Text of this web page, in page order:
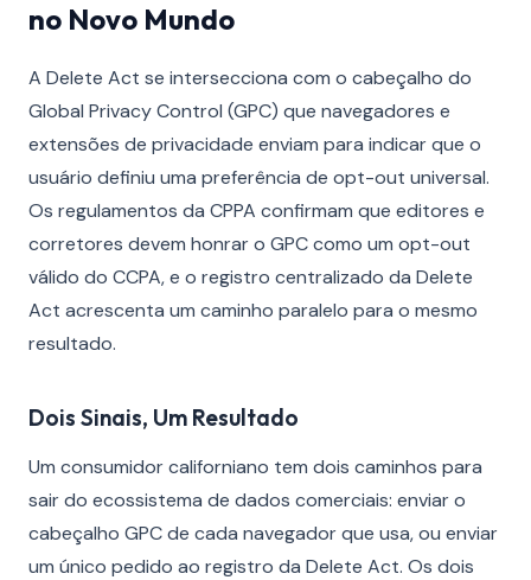
no Novo Mundo
A Delete Act se intersecciona com o cabeçalho do
Global Privacy Control (GPC) que navegadores e
extensões de privacidade enviam para indicar que o
usuário definiu uma preferência de opt-out universal.
Os regulamentos da CPPA confirmam que editores e
corretores devem honrar o GPC como um opt-out
válido do CCPA, e o registro centralizado da Delete
Act acrescenta um caminho paralelo para o mesmo
resultado.
Dois Sinais, Um Resultado
Um consumidor californiano tem dois caminhos para
sair do ecossistema de dados comerciais: enviar o
cabeçalho GPC de cada navegador que usa, ou enviar
um único pedido ao registro da Delete Act. Os dois